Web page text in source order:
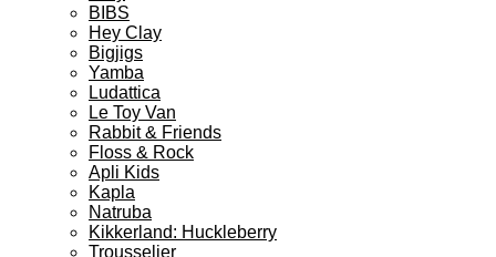
BIBS
Hey Clay
Bigjigs
Yamba
Ludattica
Le Toy Van
Rabbit & Friends
Floss & Rock
Apli Kids
Kapla
Natruba
Kikkerland: Huckleberry
Trousselier